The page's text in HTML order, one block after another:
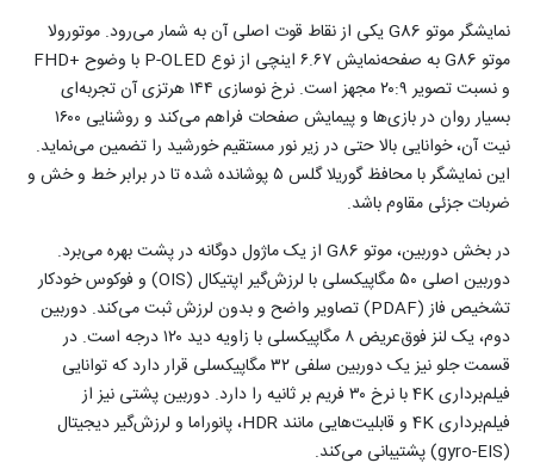
نمایشگر موتو G86 یکی از نقاط قوت اصلی آن به شمار می‌رود. موتورولا
موتو G86 به صفحه‌نمایش ۶.۶۷ اینچی از نوع P-OLED با وضوح +FHD
و نسبت تصویر ۲۰:۹ مجهز است. نرخ نوسازی ۱۴۴ هرتزی آن تجربه‌ای
بسیار روان در بازی‌ها و پیمایش صفحات فراهم می‌کند و روشنایی ۱۶۰۰
نیت آن، خوانایی بالا حتی در زیر نور مستقیم خورشید را تضمین می‌نماید.
این نمایشگر با محافظ گوریلا گلس ۵ پوشانده شده تا در برابر خط و خش و
ضربات جزئی مقاوم باشد.
در بخش دوربین، موتو G86 از یک ماژول دوگانه در پشت بهره می‌برد.
دوربین اصلی ۵۰ مگاپیکسلی با لرزش‌گیر اپتیکال (OIS) و فوکوس خودکار
تشخیص فاز (PDAF) تصاویر واضح و بدون لرزش ثبت می‌کند. دوربین
دوم، یک لنز فوق‌عریض ۸ مگاپیکسلی با زاویه دید ۱۲۰ درجه است. در
قسمت جلو نیز یک دوربین سلفی ۳۲ مگاپیکسلی قرار دارد که توانایی
فیلم‌برداری 4K با نرخ ۳۰ فریم بر ثانیه را دارد. دوربین پشتی نیز از
فیلم‌برداری 4K و قابلیت‌هایی مانند HDR، پانوراما و لرزش‌گیر دیجیتال
(gyro-EIS) پشتیبانی می‌کند.